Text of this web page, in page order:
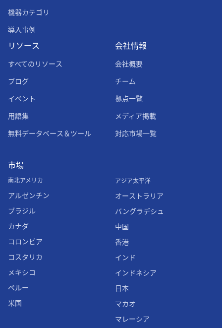
機器カテゴリ
導入事例
リソース
すべてのリソース
ブログ
イベント
用語集
無料データベース＆ツール
会社情報
会社概要
チーム
拠点一覧
メディア掲載
対応市場一覧
市場
南北アメリカ
アルゼンチン
ブラジル
カナダ
コロンビア
コスタリカ
メキシコ
ペルー
米国
アジア太平洋
オーストラリア
バングラデシュ
中国
香港
インド
インドネシア
日本
マカオ
マレーシア